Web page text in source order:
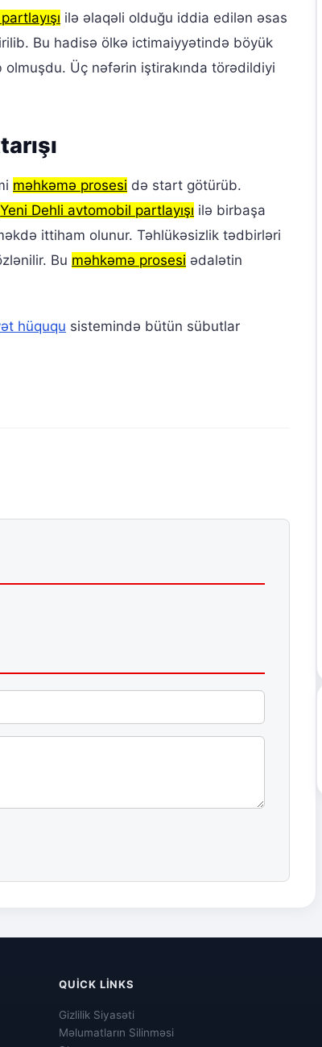
ilə əlaqəli olduğu iddia edilən əsas
Bu hadisə ölkə ictimaiyyətində böyük
Üç nəfərin iştirakında törədildiyi
məhkəmə prosesi də start götürüb.
Yeni Dehli avtomobil partlayışı ilə birbaşa
ittiham olunur. Təhlükəsizlik tədbirləri
Bu məhkəmə prosesi ədalətin
hüququ sistemində bütün sübutlar
QUICK LINKS
Gizlilik Siyasəti
Məlumatların Silinməsi